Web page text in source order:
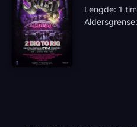
Lengde: 1